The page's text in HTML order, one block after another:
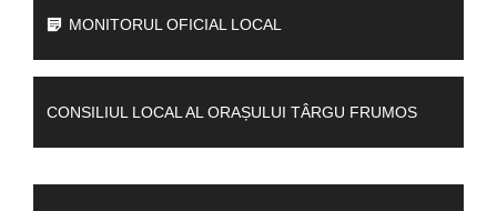
MONITORUL OFICIAL LOCAL
CONSILIUL LOCAL AL ORAȘULUI TÂRGU FRUMOS